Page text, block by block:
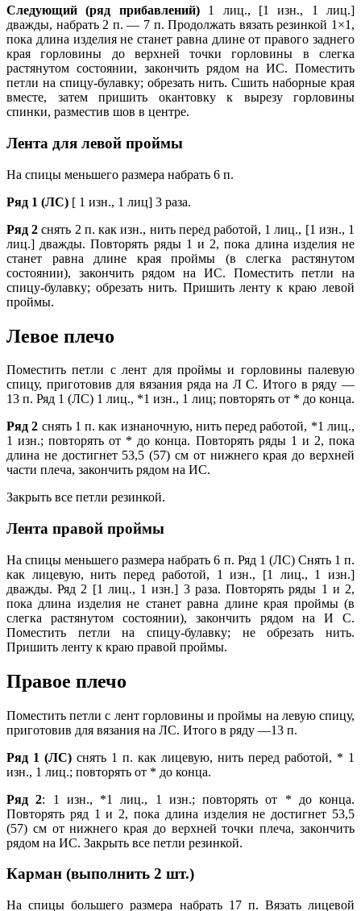
Следующий (ряд прибавлений)1 лиц., [1 изн., 1 лиц.]
дважды, набрать 2 п. — 7 п. Продолжать вязать резинкой 1×1,
пока длина изделия не станет равна длине от правого заднего
края горловины до верхней точки горловины в слегка
растянутом состоянии, закончить рядом на ИС. Поместить
петли на спицу-булавку; обрезать нить. Сшить наборные края
вместе, затем пришить окантовку к вырезу горловины
спинки, разместив шов в центре.
Лента для левой проймы
На спицы меньшего размера набрать 6 п.
Ряд 1 (ЛС) [ 1 изн., 1 лиц] 3 раза.
Ряд 2 снять 2 п. как изн., нить перед работой, 1 лиц., [1 изн., 1
лиц.] дважды. Повторять ряды 1 и 2, пока длина изделия не
станет равна длине края проймы (в слегка растянутом
состоянии), закончить рядом на ИС. Поместить петли на
спицу-булавку; обрезать нить. Пришить ленту к краю левой
проймы.
Левое плечо
Поместить петли с лент для проймы и горловины палевую
спицу, приготовив для вязания ряда на Л С. Итого в ряду —
13 п. Ряд 1 (ЛС) 1 лиц., *1 изн., 1 лиц; повторять от * до конца.
Ряд 2 снять 1 п. как изнаночную, нить перед работой, *1 лиц.,
1 изн.; повторять от * до конца. Повторять ряды 1 и 2, пока
длина не достигнет 53,5 (57) см от нижнего края до верхней
части плеча, закончить рядом на ИС.
Закрыть все петли резинкой.
Лента правой проймы
На спицы меньшего размера набрать 6 п. Ряд 1 (ЛС) Снять 1 п.
как лицевую, нить перед работой, 1 изн., [1 лиц., 1 изн.]
дважды. Ряд 2 [1 лиц., 1 изн.] 3 раза. Повторять ряды 1 и 2,
пока длина изделия не станет равна длине края проймы (в
слегка растянутом состоянии), закончить рядом на И С.
Поместить петли на спицу-булавку; не обрезать нить.
Пришить ленту к краю правой проймы.
Правое плечо
Поместить петли с лент горловины и проймы на левую спицу,
приготовив для вязания на ЛС. Итого в ряду —13 п.
Ряд 1 (ЛС) снять 1 п. как лицевую, нить перед работой, * 1
изн., 1 лиц.; повторять от * до конца.
Ряд 2: 1 изн., *1 лиц., 1 изн.; повторять от * до конца.
Повторять ряд 1 и 2, пока длина изделия не достигнет 53,5
(57) см от нижнего края до верхней точки плеча, закончить
рядом на ИС. Закрыть все петли резинкой.
Карман (выполнить 2 шт.)
На спицы большего размера набрать 17 п. Вязать лицевой